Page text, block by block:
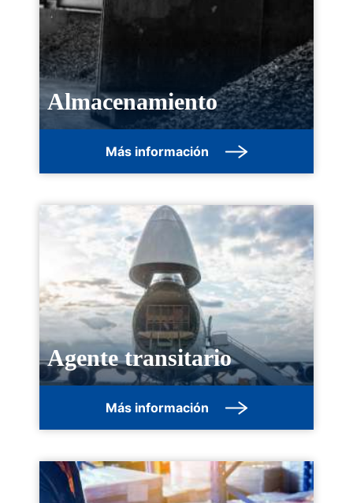
Almacenamiento
Más información
Agente transitario
Más información